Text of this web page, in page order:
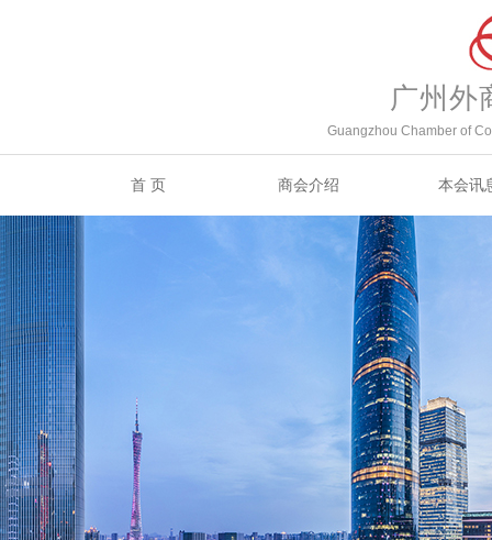
广州外
Guangzhou Chamber of
首 页 商会介绍 本会讯